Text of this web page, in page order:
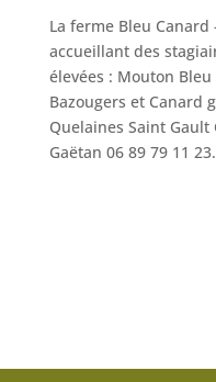
La ferme Bleu Canard
accueillant des
élevées : Mouton
Bazougers et Canard
Quelaines Saint Gault
Gaëtan 06 89 79 11